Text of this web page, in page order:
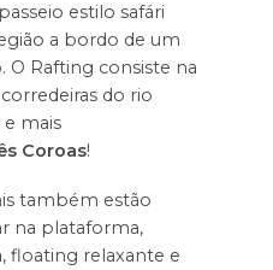
estilo safári
a bordo de um
Rafting consiste na
do rio
mais
Coroas!
também estão
na plataforma,
, floating relaxante e